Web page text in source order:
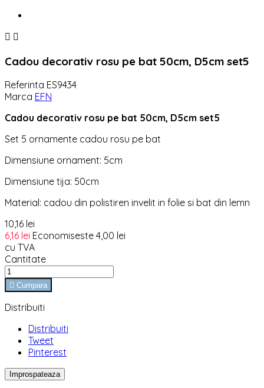
 
Cadou decorativ rosu pe bat 50cm, D5cm set5
Referinta ES9434
Marca EFN
Cadou decorativ rosu pe bat 50cm, D5cm set5
Set 5 ornamente cadou rosu pe bat
Dimensiune ornament: 5cm
Dimensiune tija: 50cm
Material: cadou din polistiren invelit in folie si bat din lemn
10,16 lei
6,16 lei Economiseste 4,00 lei
cu TVA
Cantitate
 Cumpara
Distribuiti
Distribuiti
Tweet
Pinterest